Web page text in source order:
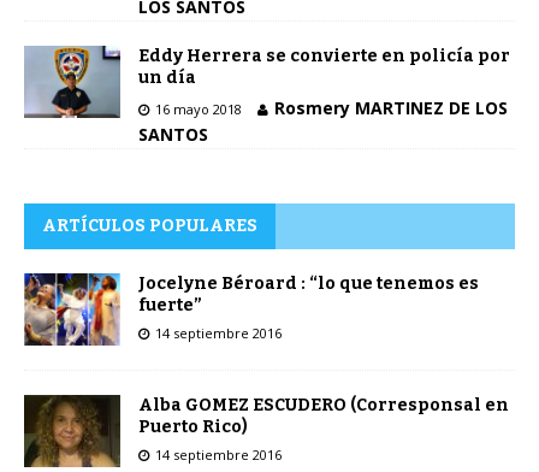
LOS SANTOS
Eddy Herrera se convierte en policía por
un día
16 mayo 2018
Rosmery MARTINEZ DE LOS
SANTOS
ARTÍCULOS POPULARES
Jocelyne Béroard : “lo que tenemos es
fuerte”
14 septiembre 2016
Alba GOMEZ ESCUDERO (Corresponsal en
Puerto Rico)
14 septiembre 2016